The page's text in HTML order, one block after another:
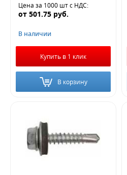
Цена за 1000 штс НДС:
от 501.75 руб.
В наличии
Купить в 1 клик
В корзину